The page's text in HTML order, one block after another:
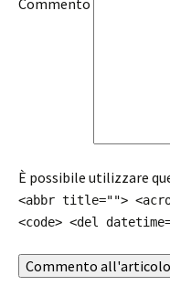
Commento
È possibile utilizzare
<abbr title="">
<code> <del